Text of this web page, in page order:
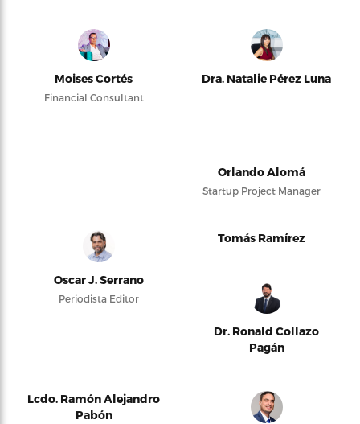
Moises Cortés
Financial Consultant
Dra. Natalie Pérez Luna
Orlando Alomá
Startup Project Manager
Oscar J. Serrano
Periodista Editor
Tomás Ramírez
Dr. Ronald Collazo
Pagán
Lcdo. Ramón Alejandro
Pabón